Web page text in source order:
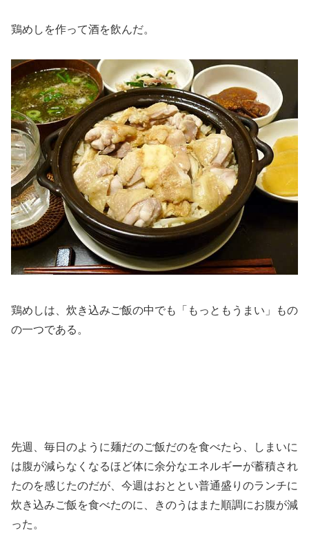
鶏めしを作って酒を飲んだ。
鶏めしは、炊き込みご飯の中でも「もっともうまい」もの
の一つである。
先週、毎日のように麺だのご飯だのを食べたら、しまいに
は腹が減らなくなるほど体に余分なエネルギーが蓄積され
たのを感じたのだが、今週はおととい普通盛りのランチに
炊き込みご飯を食べたのに、きのうはまた順調にお腹が減
った。